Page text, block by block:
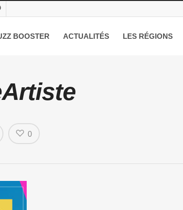
BOOSTER ACTUALITÉS LES RÉGIONS
0